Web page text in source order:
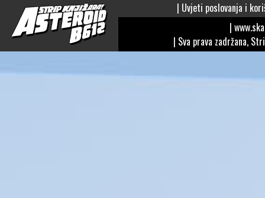
| Uvjeti poslovanja i
|
| Sva prava zadržana,